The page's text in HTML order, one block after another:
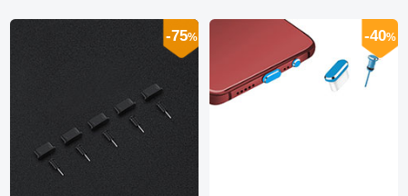
-75% -40%